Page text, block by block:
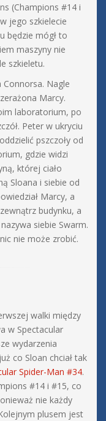
(Champions #14 i
jego szkielecie
będzie mógł to
maszyny nie
szkieletu.
Nagle
Marcy.
laboratorium, po
Peter w ukryciu
pszczoły od
gdzie widzi
której ciało
Sloana i siebie od
Marcy, a
budynku, a
siebie Swarm.
nie może zrobić.
walki między
w Spectacular
wydarzenia
co Sloan chciał tak
Spider-Man #34.
#14 i #15, co
nie każdy
plusem jest